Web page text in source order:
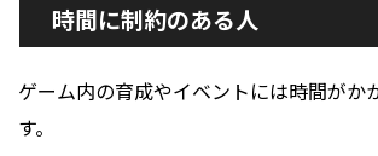
時間に制約のある人
ゲーム内の育成やイベントには時間がか
す。